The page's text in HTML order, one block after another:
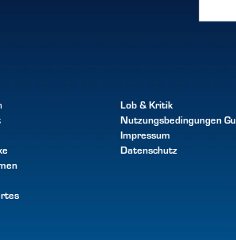
Lob & Kritik
Nutzungsbedingungen
Impressum
Datenschutz